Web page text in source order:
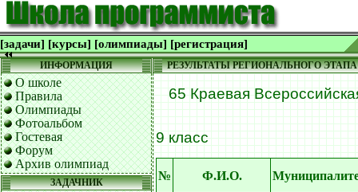
[задачи] [курсы] [олимпиады] [регистрация]
ИНФОРМАЦИЯ
О школе
Правила
Олимпиады
Фотоальбом
Гостевая
Форум
Архив олимпиад
ЗАДАЧНИК
РЕЗУЛЬТАТЫ РЕГИОНАЛЬНОГО
65 Краевая
9 класс
№ Ф.И.О.